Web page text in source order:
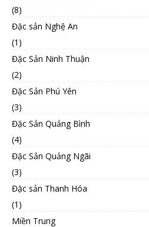
(8)
Đặc sản Nghệ An
(1)
Đặc Sản Ninh Thuận
(2)
Đặc Sản Phú Yên
(3)
Đặc Sản Quảng Bình
(4)
Đặc Sản Quảng Ngãi
(3)
Đặc sản Thanh Hóa
(1)
Miền Trung